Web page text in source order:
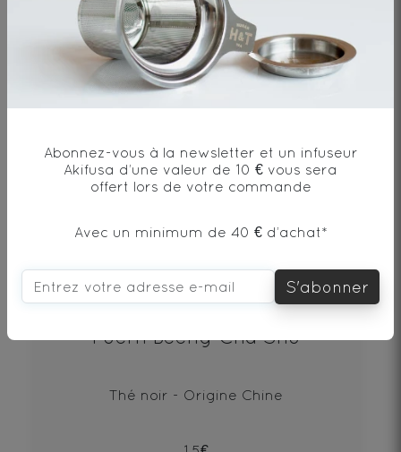
19€
DÉCOUVRIR
Puerh Beeng Cha Shu
Thé noir - Origine Chine
Abonnez-vous à la newsletter et un infuseur
Akifusa d’une valeur de 10 € vous sera
offert lors de votre commande
Avec un minimum de 40 € d’achat*
S'abonner